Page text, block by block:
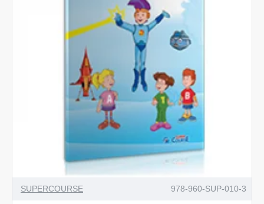
SUPERCOURSE 978-960-SUP-010-3